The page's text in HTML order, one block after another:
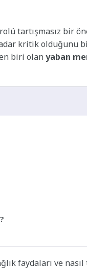
tartışmasız bir
kritik olduğunu
biri olanyaban
faydaları ve